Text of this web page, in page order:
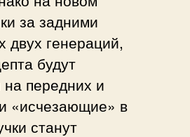
за задними
генераций,
будут
передних и
«исчезающие» в
станут